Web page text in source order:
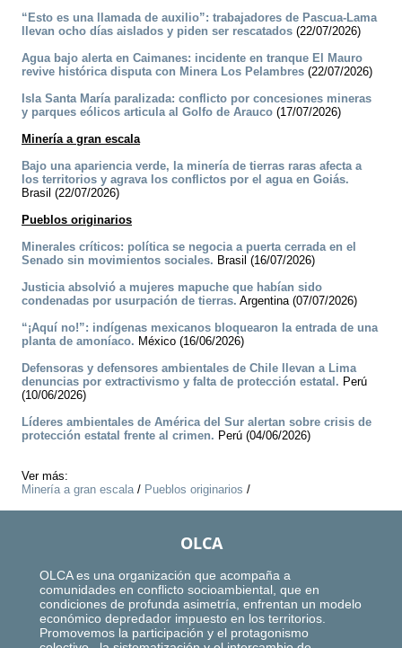
“Esto es una llamada de auxilio”: trabajadores de Pascua-Lama
llevan ocho días aislados y piden ser rescatados (22/07/2026)
Agua bajo alerta en Caimanes: incidente en tranque El Mauro
revive histórica disputa con Minera Los Pelambres (22/07/2026)
Isla Santa María paralizada: conflicto por concesiones mineras
y parques eólicos articula al Golfo de Arauco (17/07/2026)
Minería a gran escala
Bajo una apariencia verde, la minería de tierras raras afecta a
los territorios y agrava los conflictos por el agua en Goiás.
Brasil (22/07/2026)
Pueblos originarios
Minerales críticos: política se negocia a puerta cerrada en el
Senado sin movimientos sociales. Brasil (16/07/2026)
Justicia absolvió a mujeres mapuche que habían sido
condenadas por usurpación de tierras. Argentina (07/07/2026)
“¡Aquí no!”: indígenas mexicanos bloquearon la entrada de una
planta de amoníaco. México (16/06/2026)
Defensoras y defensores ambientales de Chile llevan a Lima
denuncias por extractivismo y falta de protección estatal. Perú
(10/06/2026)
Líderes ambientales de América del Sur alertan sobre crisis de
protección estatal frente al crimen. Perú (04/06/2026)
Ver más:
Minería a gran escala/ Pueblos originarios /
OLCA
OLCA es una organización que acompaña a
comunidades en conflicto socioambiental, que en
condiciones de profunda asimetría, enfrentan un modelo
económico depredador impuesto en los territorios.
Promovemos la participación y el protagonismo